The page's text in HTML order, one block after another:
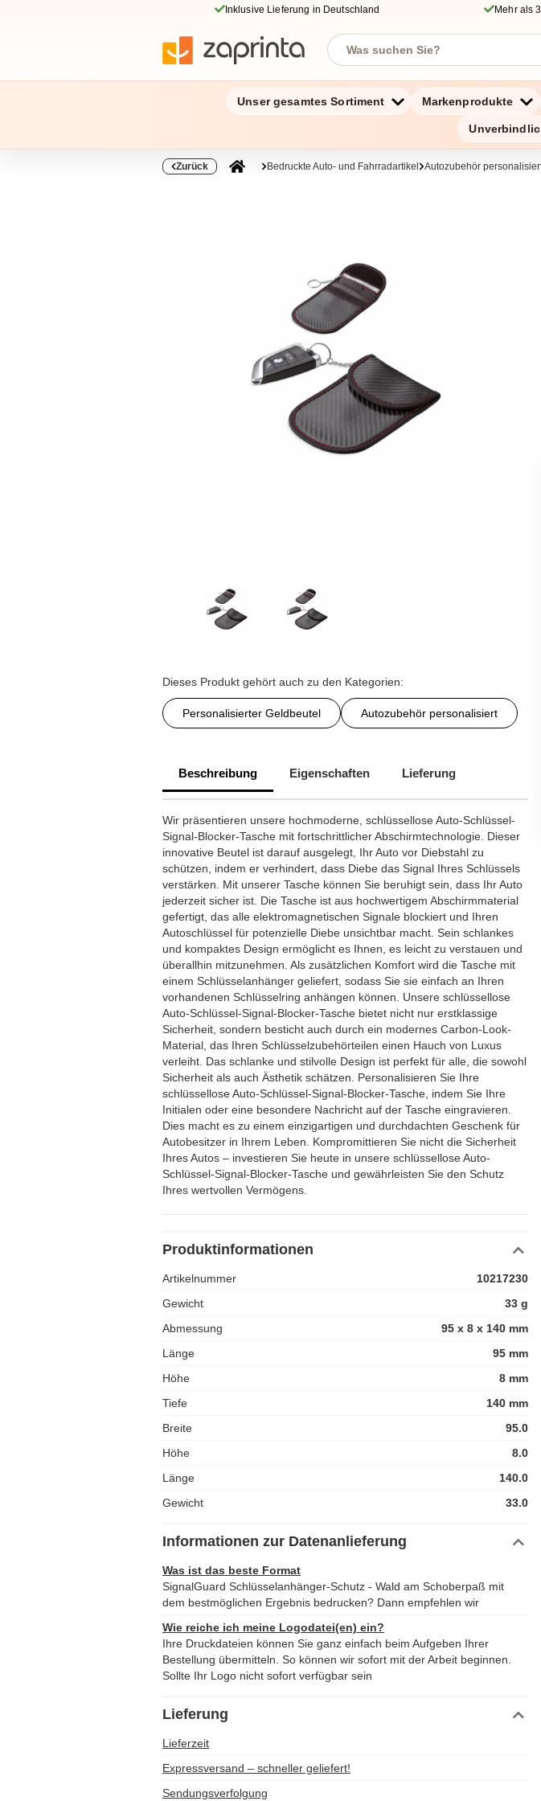
Inklusive Lieferung in Deutschland Mehr als
Unser gesamtes Sortiment Markenprodukte
Zurück Bedruckte Auto- und Fahrradartikel Autozubehör
Dieses Produkt gehört auch zu den Kategorien:
Personalisierter Geldbeutel Autozubehör personalisiert
Beschreibung Eigenschaften Lieferung
Wir präsentieren unsere hochmoderne, schlüssellose Auto-Schlüssel-
Signal-Blocker-Tasche mit fortschrittlicher Abschirmtechnologie. Dieser
innovative Beutel ist darauf ausgelegt, Ihr Auto vor Diebstahl zu
schützen, indem er verhindert, dass Diebe das Signal Ihres Schlüssels
verstärken. Mit unserer Tasche können Sie beruhigt sein, dass Ihr Auto
jederzeit sicher ist. Die Tasche ist aus hochwertigem Abschirmmaterial
gefertigt, das alle elektromagnetischen Signale blockiert und Ihren
Autoschlüssel für potenzielle Diebe unsichtbar macht. Sein schlankes
und kompaktes Design ermöglicht es Ihnen, es leicht zu verstauen und
überallhin mitzunehmen. Als zusätzlichen Komfort wird die Tasche mit
einem Schlüsselanhänger geliefert, sodass Sie sie einfach an Ihren
vorhandenen Schlüsselring anhängen können. Unsere schlüssellose
Auto-Schlüssel-Signal-Blocker-Tasche bietet nicht nur erstklassige
Sicherheit, sondern besticht auch durch ein modernes Carbon-Look-
Material, das Ihren Schlüsselzubehörteilen einen Hauch von Luxus
verleiht. Das schlanke und stilvolle Design ist perfekt für alle, die sowohl
Sicherheit als auch Ästhetik schätzen. Personalisieren Sie Ihre
schlüssellose Auto-Schlüssel-Signal-Blocker-Tasche, indem Sie Ihre
Initialen oder eine besondere Nachricht auf der Tasche eingravieren.
Dies macht es zu einem einzigartigen und durchdachten Geschenk für
Autobesitzer in Ihrem Leben. Kompromittieren Sie nicht die Sicherheit
Ihres Autos – investieren Sie heute in unsere schlüssellose Auto-
Schlüssel-Signal-Blocker-Tasche und gewährleisten Sie den Schutz
Ihres wertvollen Vermögens.
Produktinformationen
Artikelnummer
10217230
Gewicht
33 g
Abmessung
95 x 8 x 140 mm
Länge
95 mm
Höhe
8 mm
Tiefe
140 mm
Breite
95.0
Höhe
8.0
Länge
140.0
Gewicht
33.0
Informationen zur Datenanlieferung
Was ist das beste Format
SignalGuard Schlüsselanhänger-Schutz - Wald am Schoberpaß mit
dem bestmöglichen Ergebnis bedrucken? Dann empfehlen wir
Wie reiche ich meine Logodatei(en) ein?
Ihre Druckdateien können Sie ganz einfach beim Aufgeben Ihrer
Bestellung übermitteln. So können wir sofort mit der Arbeit beginnen.
Sollte Ihr Logo nicht sofort verfügbar sein
Lieferung
Lieferzeit
Expressversand – schneller geliefert!
Sendungsverfolgung